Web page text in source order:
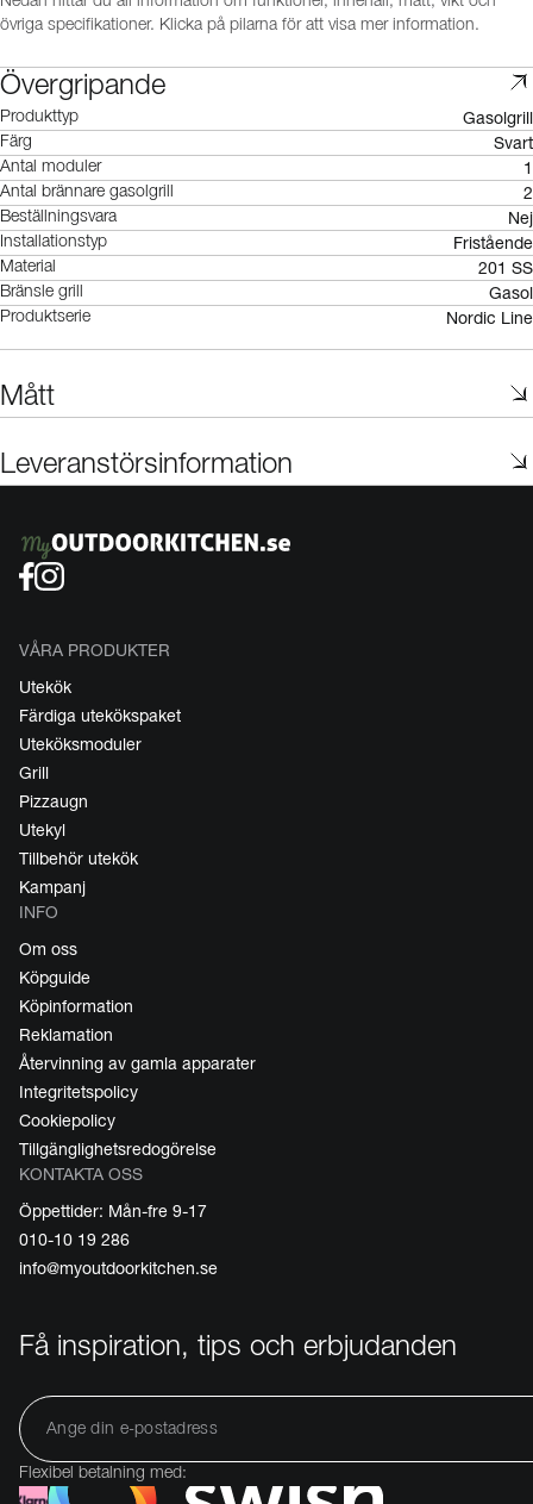
övriga specifikationer. Klicka på pilarna för att visa mer information.
Övergripande
Produkttyp Gasolgrill
Färg Svart
Antal moduler 1
Antal brännare gasolgrill 2
Beställningsvara Nej
Installationstyp Fristående
Material 201 SS
Bränsle grill Gasol
Produktserie Nordic Line
Mått
Leveranstörsinformation
VÅRA PRODUKTER
Utekök
Färdiga utekökspaket
Uteköksmoduler
Grill
Pizzaugn
Utekyl
Tillbehör utekök
Kampanj
INFO
Om oss
Köpguide
Köpinformation
Reklamation
Återvinning av gamla apparater
Integritetspolicy
Cookiepolicy
Tillgänglighetsredogörelse
KONTAKTA OSS
Öppettider: Mån-fre 9-17
010-10 19 286
info@myoutdoorkitchen.se
Få inspiration, tips och erbjudanden
Flexibel betalning med: